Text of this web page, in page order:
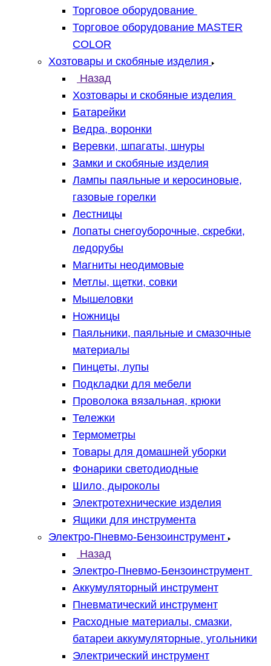
Торговое оборудование
Торговое оборудование MASTER
COLOR
Хозтовары и скобяные изделия
Назад
Хозтовары и скобяные изделия
Батарейки
Ведра, воронки
Веревки, шпагаты, шнуры
Замки и скобяные изделия
Лампы паяльные и керосиновые,
газовые горелки
Лестницы
Лопаты снегоуборочные, скребки,
ледорубы
Магниты неодимовые
Метлы, щетки, совки
Мышеловки
Ножницы
Паяльники, паяльные и смазочные
материалы
Пинцеты, лупы
Подкладки для мебели
Проволока вязальная, крюки
Тележки
Термометры
Товары для домашней уборки
Фонарики светодиодные
Шило, дыроколы
Электротехнические изделия
Ящики для инструмента
Электро-Пневмо-Бензоинструмент
Назад
Электро-Пневмо-Бензоинструмент
Аккумуляторный инструмент
Пневматический инструмент
Расходные материалы, смазки,
батареи аккумуляторные, угольники
Электрический инструмент